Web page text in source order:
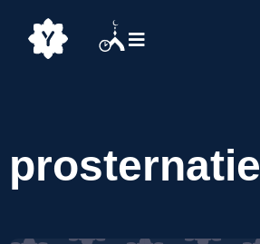
prosternatie